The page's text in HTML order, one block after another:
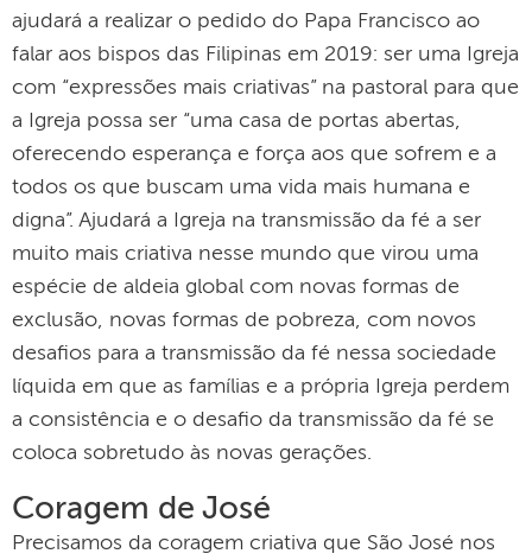
ajudará a realizar o pedido do Papa Francisco ao
falar aos bispos das Filipinas em 2019: ser uma Igreja
com “expressões mais criativas” na pastoral para que
a Igreja possa ser “uma casa de portas abertas,
oferecendo esperança e força aos que sofrem e a
todos os que buscam uma vida mais humana e
digna”. Ajudará a Igreja na transmissão da fé a ser
muito mais criativa nesse mundo que virou uma
espécie de aldeia global com novas formas de
exclusão, novas formas de pobreza, com novos
desafios para a transmissão da fé nessa sociedade
líquida em que as famílias e a própria Igreja perdem
a consistência e o desafio da transmissão da fé se
coloca sobretudo às novas gerações.
Coragem de José
Precisamos da coragem criativa que São José nos